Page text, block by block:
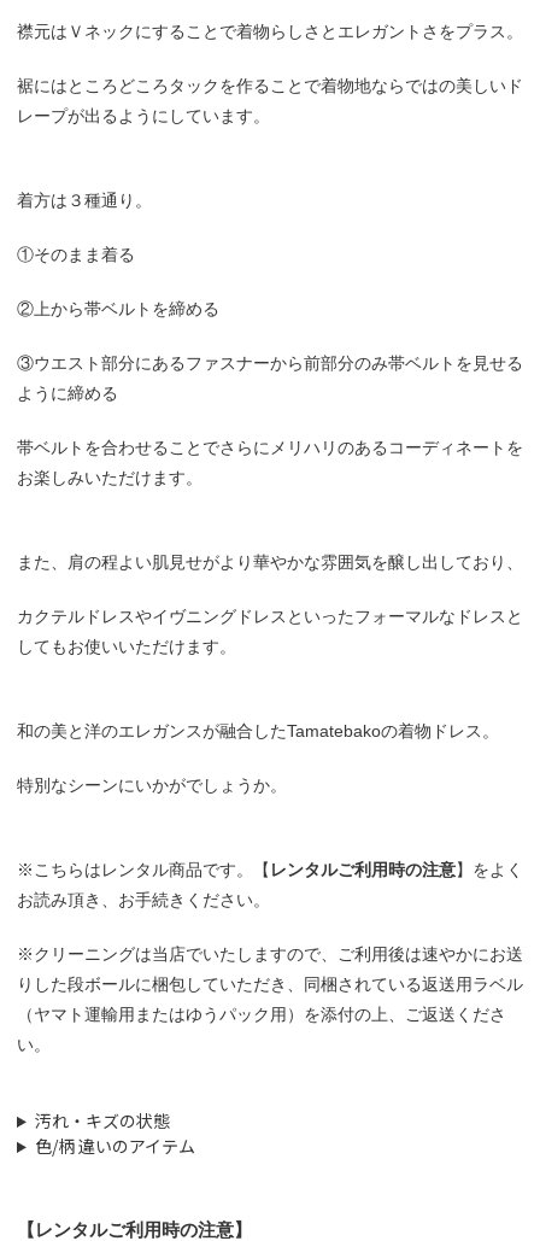
襟元はＶネックにすることで着物らしさとエレガントさをプラス。
裾にはところどころタックを作ることで着物地ならではの美しいド
レープが出るようにしています。
着方は３種通り。
①そのまま着る
②上から帯ベルトを締める
③ウエスト部分にあるファスナーから前部分のみ帯ベルトを見せる
ように締める
帯ベルトを合わせることでさらにメリハリのあるコーディネートを
お楽しみいただけます。
また、肩の程よい肌見せがより華やかな雰囲気を醸し出しており、
カクテルドレスやイヴニングドレスといったフォーマルなドレスと
してもお使いいただけます。
和の美と洋のエレガンスが融合したTamatebakoの着物ドレス。
特別なシーンにいかがでしょうか。
※こちらはレンタル商品です。【 レンタルご利用時の注意】をよく
お読み頂き、お手続きください。
※クリーニングは当店でいたしますので、ご利用後は速やかにお送
りした段ボールに梱包していただき、同梱されている返送用ラベル
（ヤマト運輸用またはゆうパック用）を添付の上、ご返送くださ
い。
汚れ・キズの状態
色/柄 違いのアイテム
【レンタルご利用時の注意】